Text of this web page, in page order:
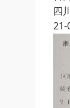
四
21-